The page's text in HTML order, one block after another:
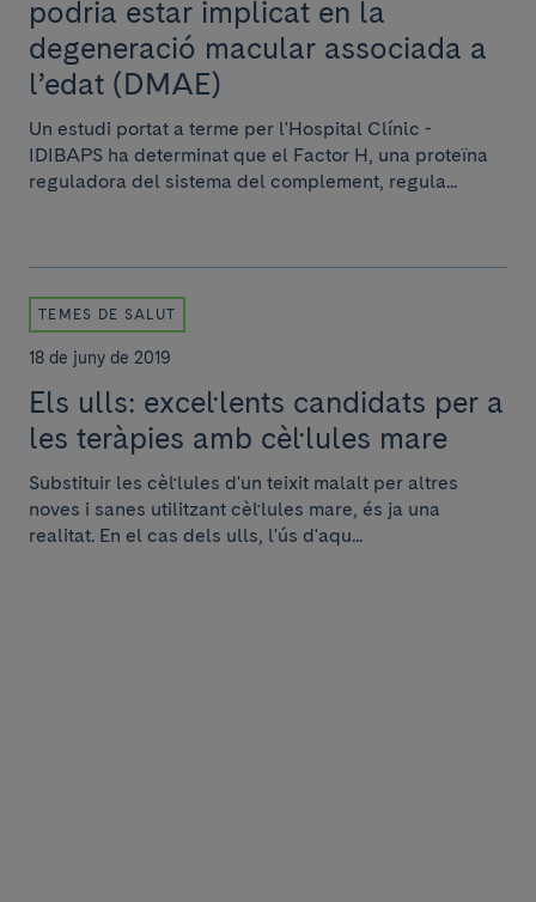
podria estar implicat en la
degeneració macular associada a
l’edat (DMAE)
Un estudi portat a terme per l'Hospital Clínic -
IDIBAPS ha determinat que el Factor H, una proteïna
reguladora del sistema del complement, regula...
TEMES DE SALUT
18 de juny de 2019
Els ulls: excel·lents candidats per a
les teràpies amb cèl·lules mare
Substituir les cèl·lules d'un teixit malalt per altres
noves i sanes utilitzant cèl·lules mare, és ja una
realitat. En el cas dels ulls, l'ús d'aqu...